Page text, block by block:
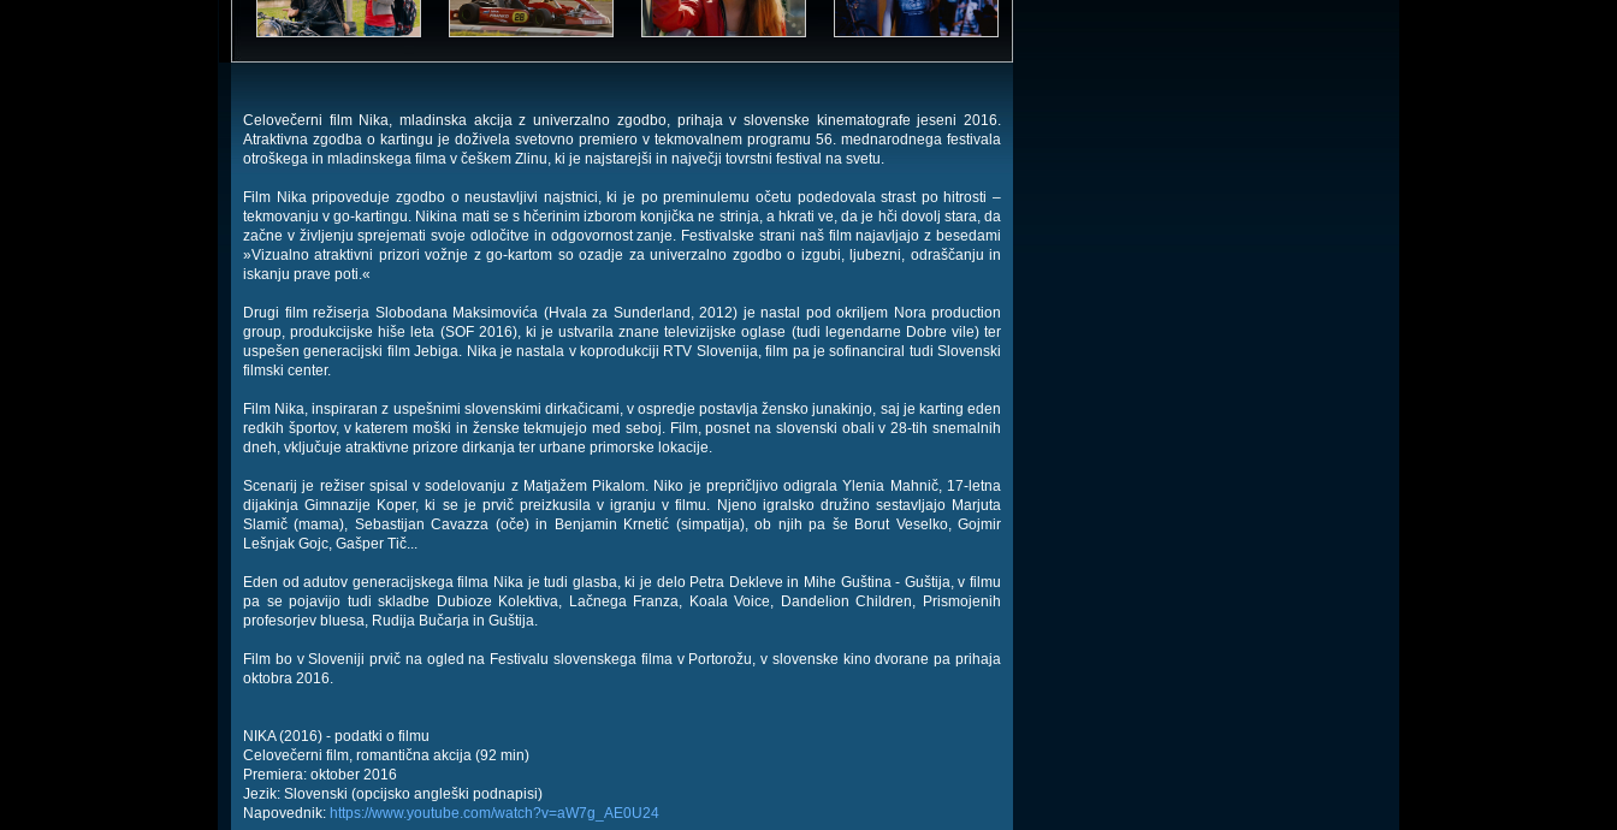
Celovečerni film Nika, mladinska akcija z univerzalno zgodbo, prihaja v slovenske kinematografe jeseni 2016.
Atraktivna zgodba o kartingu je doživela svetovno premiero v tekmovalnem programu 56. mednarodnega festivala
otroškega in mladinskega filma v češkem Zlinu, ki je najstarejši in največji tovrstni festival na svetu.
Film Nika pripoveduje zgodbo o neustavljivi najstnici, ki je po preminulemu očetu podedovala strast po hitrosti –
tekmovanju v go-kartingu. Nikina mati se s hčerinim izborom konjička ne strinja, a hkrati ve, da je hči dovolj stara, da
začne v življenju sprejemati svoje odločitve in odgovornost zanje. Festivalske strani naš film najavljajo z besedami
»Vizualno atraktivni prizori vožnje z go-kartom so ozadje za univerzalno zgodbo o izgubi, ljubezni, odraščanju in
iskanju prave poti.«
Drugi film režiserja Slobodana Maksimovića (Hvala za Sunderland, 2012) je nastal pod okriljem Nora production
group, produkcijske hiše leta (SOF 2016), ki je ustvarila znane televizijske oglase (tudi legendarne Dobre vile) ter
uspešen generacijski film Jebiga. Nika je nastala v koprodukciji RTV Slovenija, film pa je sofinanciral tudi Slovenski
filmski center.
Film Nika, inspiraran z uspešnimi slovenskimi dirkačicami, v ospredje postavlja žensko junakinjo, saj je karting eden
redkih športov, v katerem moški in ženske tekmujejo med seboj. Film, posnet na slovenski obali v 28-tih snemalnih
dneh, vključuje atraktivne prizore dirkanja ter urbane primorske lokacije.
Scenarij je režiser spisal v sodelovanju z Matjažem Pikalom. Niko je prepričljivo odigrala Ylenia Mahnič, 17-letna
dijakinja Gimnazije Koper, ki se je prvič preizkusila v igranju v filmu. Njeno igralsko družino sestavljajo Marjuta
Slamič (mama), Sebastijan Cavazza (oče) in Benjamin Krnetić (simpatija), ob njih pa še Borut Veselko, Gojmir
Lešnjak Gojc, Gašper Tič...
Eden od adutov generacijskega filma Nika je tudi glasba, ki je delo Petra Dekleve in Mihe Guština - Guštija, v filmu
pa se pojavijo tudi skladbe Dubioze Kolektiva, Lačnega Franza, Koala Voice, Dandelion Children, Prismojenih
profesorjev bluesa, Rudija Bučarja in Guštija.
Film bo v Sloveniji prvič na ogled na Festivalu slovenskega filma v Portorožu, v slovenske kino dvorane pa prihaja
oktobra 2016.
NIKA (2016) - podatki o filmu
Celovečerni film, romantična akcija (92 min)
Premiera: oktober 2016
Jezik: Slovenski (opcijsko angleški podnapisi)
Napovednik: https://www.youtube.com/watch?v=aW7g_AE0U24